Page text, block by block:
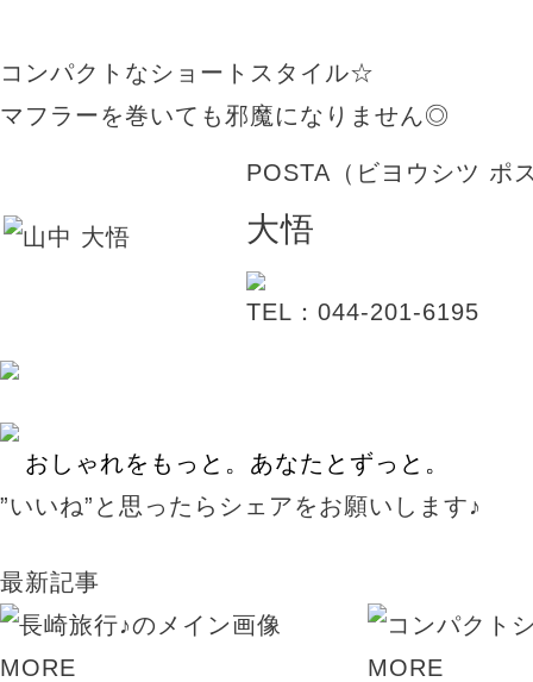
コンパクトなショートスタイル☆
マフラーを巻いても邪魔になりません◎
POSTA（ビヨウシツ ポ
大悟
TEL：044-201-6195
おしゃれをもっと。あなたとずっと。
”いいね”と思ったらシェアをお願いします♪
最新記事
MORE
MORE